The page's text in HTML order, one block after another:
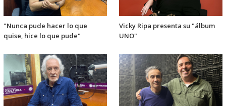
"Nunca pude hacer lo que
quise, hice lo que pude"
Vicky Ripa presenta su "álbum
UNO"